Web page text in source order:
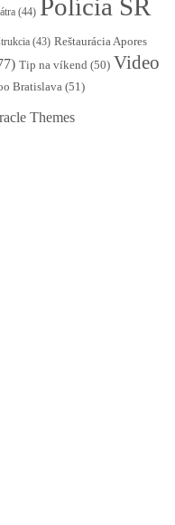
(44)
Polícia SR
(43) Reštaurácia Apores
Tip na víkend (50) Video
Bratislava (51)
Themes